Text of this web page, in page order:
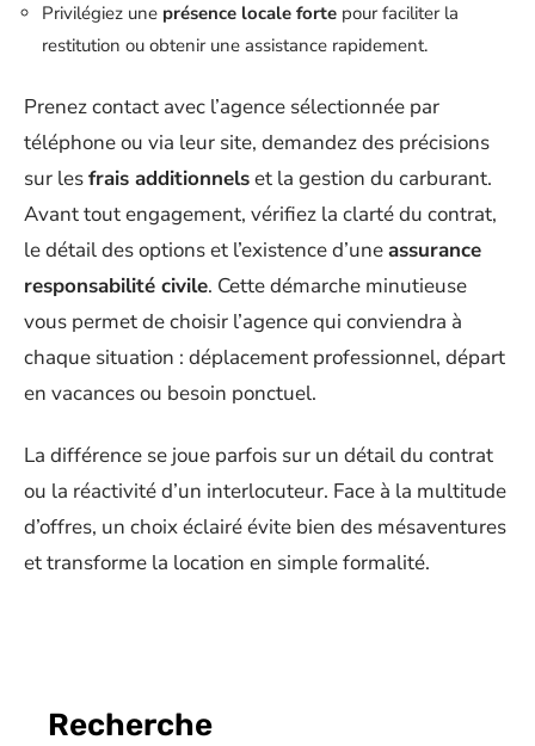
Privilégiez une présence locale forte pour faciliter la
restitution ou obtenir une assistance rapidement.
Prenez contact avec l’agence sélectionnée par
téléphone ou via leur site, demandez des précisions
sur lesfrais additionnelset la gestion du carburant.
Avant tout engagement, vérifiez la clarté du contrat,
le détail des options et l’existence d’uneassurance
responsabilité civile. Cette démarche minutieuse
vous permet de choisir l’agence qui conviendra à
chaque situation : déplacement professionnel, départ
en vacances ou besoin ponctuel.
La différence se joue parfois sur un détail du contrat
ou la réactivité d’un interlocuteur. Face à la multitude
d’offres, un choix éclairé évite bien des mésaventures
et transforme la location en simple formalité.
Recherche